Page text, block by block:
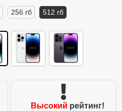
256 гб 512 гб
Высокий рейтинг!